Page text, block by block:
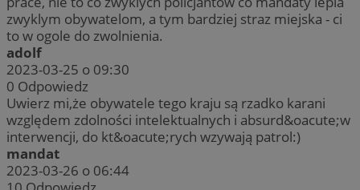
zwyklym obywatelom, a tym bardziej straz miejska - ci
to w ogole do zwolnienia.
adolf
2023-03-25 o 09:30
0 Odpowiedz
Uwierz mi,że obywatele tego kraju są rzadko karani
względem zdolności intelektualnych i absurd&oacute;w
interwencji, do kt&oacute;rych wzywają patrol:)
mandat
2023-03-26 o 06:44